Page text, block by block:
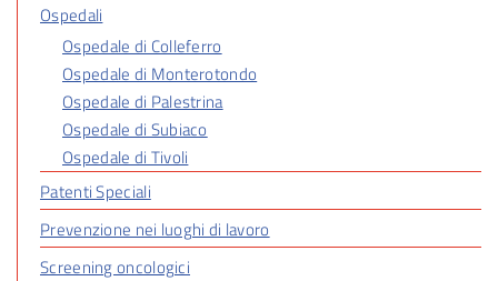
Ospedali
Ospedale di Colleferro
Ospedale di Monterotondo
Ospedale di Palestrina
Ospedale di Subiaco
Ospedale di Tivoli
Patenti Speciali
Prevenzione nei luoghi di lavoro
Screening oncologici